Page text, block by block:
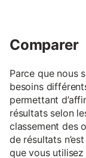
Comparer
Parce que nous
besoins
permettant
résultats selon
classement des
de résultats
que vous